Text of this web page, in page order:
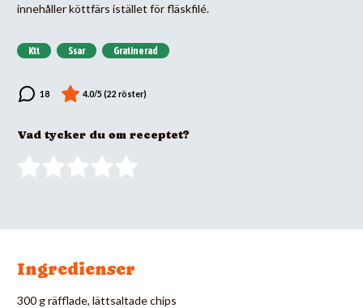
innehåller köttfärs istället för fläskfilé.
Ktt Ssar Gratinerad
Vad tycker du om receptet?
Ingredienser
300 g räfflade, lättsaltade chips